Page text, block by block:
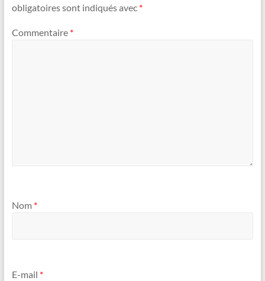
obligatoires sont indiqués avec *
Commentaire *
Nom *
E-mail *